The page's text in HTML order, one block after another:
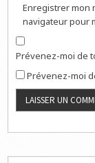
Enregistrer mon
navigateur pour
Prévenez-moi de
Prévenez-moi